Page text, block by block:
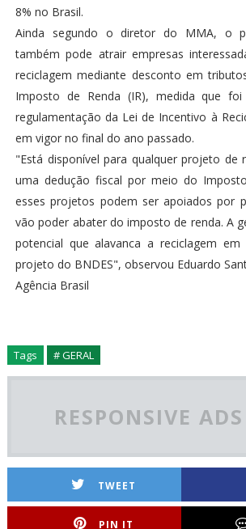
8% no Brasil.
Ainda segundo o diretor do MMA, o
também pode atrair empresas
reciclagem mediante desconto em
Imposto de Renda (IR), medida que
regulamentação da Lei de Incentivo à
em vigor no final do ano passado.
"Está disponível para qualquer projeto de
uma dedução fiscal por meio do
esses projetos podem ser apoiados por
vão poder abater do imposto de renda. A
potencial que alavanca a reciclagem em
projeto do BNDES", observou Eduardo
Agência Brasil
Tags # GERAL
RESPONSIVE
TWEET
PIN IT